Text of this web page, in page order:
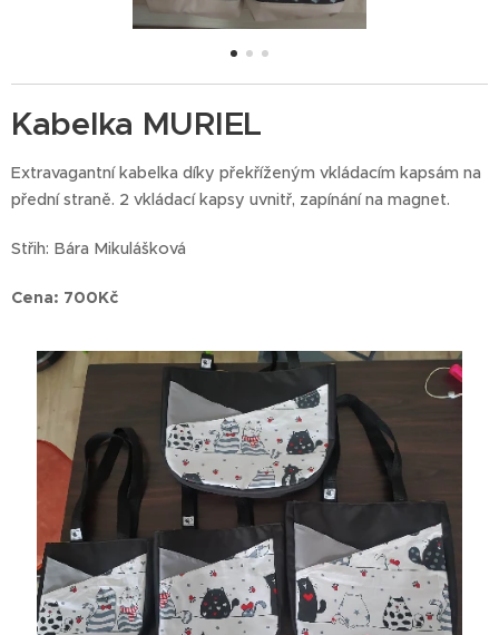
Kabelka MURIEL
Extravagantní kabelka díky překříženým vkládacím kapsám na
přední straně. 2 vkládací kapsy uvnitř, zapínání na magnet.
Střih: Bára Mikulášková
Cena: 700Kč